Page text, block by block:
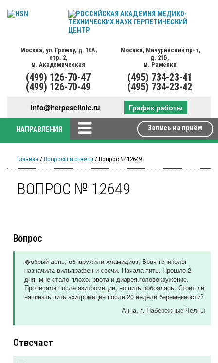
Москва, ул. Гримау, д. 10А,
стр. 2,
м. Академическая
(499) 126-70-47
(499) 126-70-49
Москва, Мичуринский пр-т,
д. 21Б,
м. Раменки
(495) 734-23-41
(495) 734-23-42
info@herpesclinic.ru График работы
НАПРАВЛЕНИЯ Запись на приём
Главная / Вопросы и ответы / Вопрос № 12649
ВОПРОС № 12649
Вопрос
�обрый день, обнаружили хламидиоз. Врач гениколог
назначила вильпрафен и свечи. Начала пить. Прошло 2
дня, мне стало плохо, рвота и диарея,головокружение.
Прописали после азитромицин, но пить побоялась. Стоит ли
начинать пить азитромицин после 20 недели беременности?
Анна, г. Набережные Челны
Отвечает